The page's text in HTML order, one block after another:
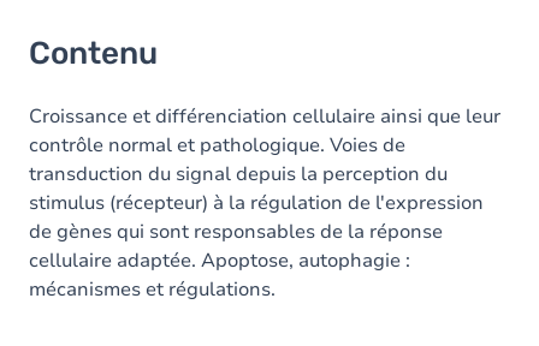
Contenu
Croissance et différenciation cellulaire ainsi que leur
contrôle normal et pathologique. Voies de
transduction du signal depuis la perception du
stimulus (récepteur) à la régulation de l'expression
de gènes qui sont responsables de la réponse
cellulaire adaptée. Apoptose, autophagie :
mécanismes et régulations.